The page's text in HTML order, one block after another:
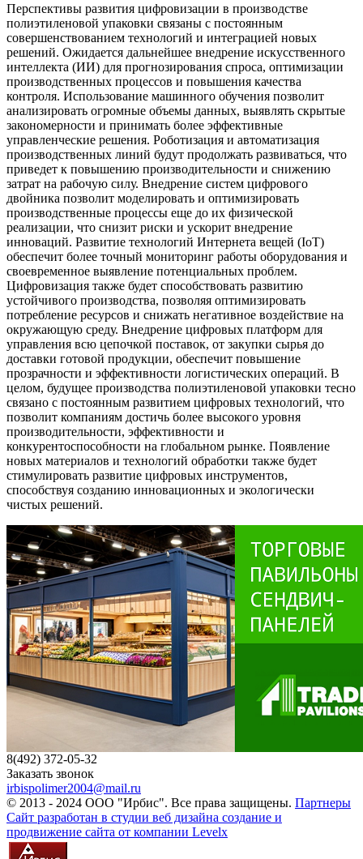
Перспективы развития цифровизации в производстве
полиэтиленовой упаковки связаны с постоянным
совершенствованием технологий и интеграцией новых
решений. Ожидается дальнейшее внедрение искусственного
интеллекта (ИИ) для прогнозирования спроса, оптимизации
производственных процессов и повышения качества
контроля. Использование машинного обучения позволит
анализировать огромные объемы данных, выявлять скрытые
закономерности и принимать более эффективные
управленческие решения. Роботизация и автоматизация
производственных линий будут продолжать развиваться, что
приведет к повышению производительности и снижению
затрат на рабочую силу. Внедрение систем цифрового
двойника позволит моделировать и оптимизировать
производственные процессы еще до их физической
реализации, что снизит риски и ускорит внедрение
инноваций. Развитие технологий Интернета вещей (IoT)
обеспечит более точный мониторинг работы оборудования и
своевременное выявление потенциальных проблем.
Цифровизация также будет способствовать развитию
устойчивого производства, позволяя оптимизировать
потребление ресурсов и снижать негативное воздействие на
окружающую среду. Внедрение цифровых платформ для
управления всю цепочкой поставок, от закупки сырья до
доставки готовой продукции, обеспечит повышение
прозрачности и эффективности логистических операций. В
целом, будущее производства полиэтиленовой упаковки тесно
связано с постоянным развитием цифровых технологий, что
позволит компаниям достичь более высокого уровня
производительности, эффективности и
конкурентоспособности на глобальном рынке. Появление
новых материалов и технологий обработки также будет
стимулировать развитие цифровых инструментов,
способствуя созданию инновационных и экологически
чистых решений.
8(492) 372-05-32
Заказать звонок
irbispolimer2004@mail.ru
© 2013 - 2024 ООО "Ирбис". Все права защищены. Партнеры
Сайт разработан в студии веб дизайна создание и
продвижение сайта от компании Levelx